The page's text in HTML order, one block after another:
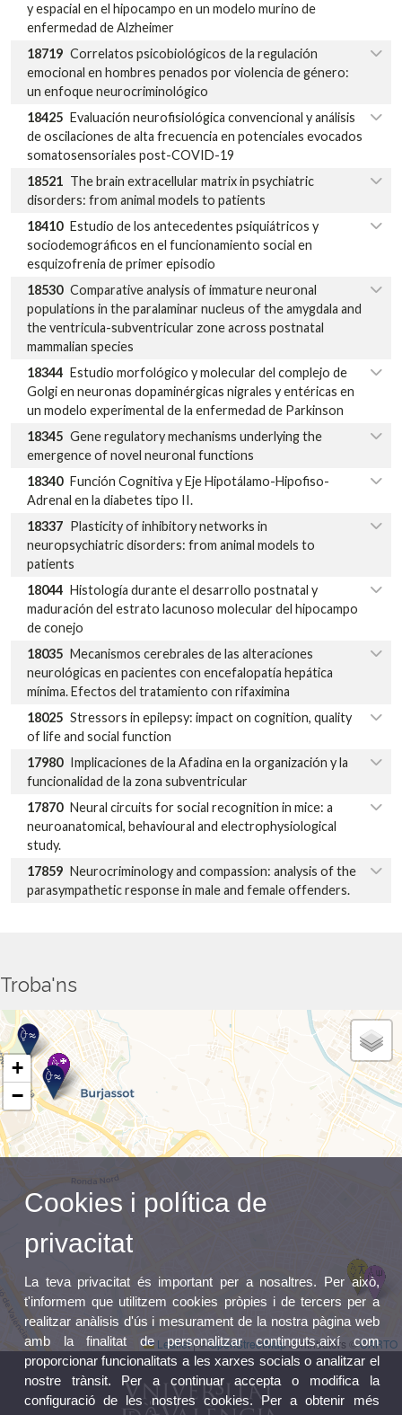
y espacial en el hipocampo en un modelo murino de
enfermedad de Alzheimer
18719 Correlatos psicobiológicos de la regulación
emocional en hombres penados por violencia de género:
un enfoque neurocriminológico
18425 Evaluación neurofisiológica convencional y análisis
de oscilaciones de alta frecuencia en potenciales evocados
somatosensoriales post-COVID-19
18521 The brain extracellular matrix in psychiatric
disorders: from animal models to patients
18410 Estudio de los antecedentes psiquiátricos y
sociodemográficos en el funcionamiento social en
esquizofrenia de primer episodio
18530 Comparative analysis of immature neuronal
populations in the paralaminar nucleus of the amygdala and
the ventricula-subventricular zone across postnatal
mammalian species
18344 Estudio morfológico y molecular del complejo de
Golgi en neuronas dopaminérgicas nigrales y entéricas en
un modelo experimental de la enfermedad de Parkinson
18345 Gene regulatory mechanisms underlying the
emergence of novel neuronal functions
18340 Función Cognitiva y Eje Hipotálamo-Hipofiso-
Adrenal en la diabetes tipo II.
18337 Plasticity of inhibitory networks in
neuropsychiatric disorders: from animal models to
patients
18044 Histología durante el desarrollo postnatal y
maduración del estrato lacunoso molecular del hipocampo
de conejo
18035 Mecanismos cerebrales de las alteraciones
neurológicas en pacientes con encefalopatía hepática
mínima. Efectos del tratamiento con rifaximina
18025 Stressors in epilepsy: impact on cognition, quality
of life and social function
17980 Implicaciones de la Afadina en la organización y la
funcionalidad de la zona subventricular
17870 Neural circuits for social recognition in mice: a
neuroanatomical, behavioural and electrophysiological
study.
17859 Neurocriminology and compassion: analysis of the
parasympathetic response in male and female offenders.
Troba'ns
+
−
Leaflet|©OpenStreetMapcontributors ©CARTO
Cookies i política de
privacitat
La teva privacitat és important per a nosaltres. Per això,
t'informem que utilitzem cookies pròpies i de tercers per a
realitzar anàlisis d'ús i mesurament de la nostra pàgina web
amb la finalitat de personalitzar continguts,així com
proporcionar funcionalitats a les xarxes socials o analitzar el
nostre trànsit. Per a continuar accepta o modifica la
configuració de les nostres cookies. Per a obtenir més